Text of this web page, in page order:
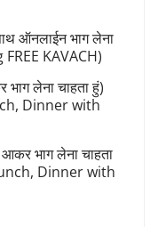
ऑनलाईन भाग लेना
KAVACH)
लेना चाहता हुं)
Dinner with
भाग लेना चाहता
Dinner with